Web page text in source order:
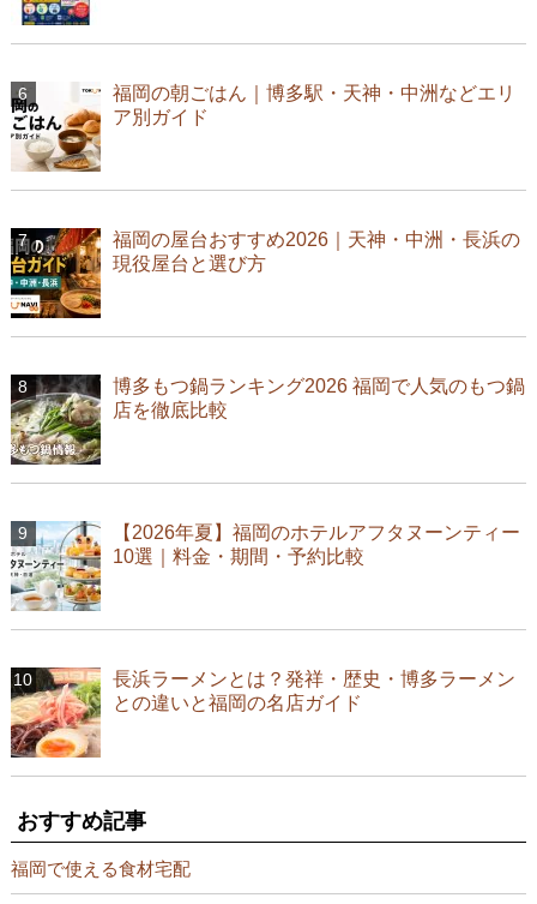
福岡の朝ごはん｜博多駅・天神・中洲などエリ
ア別ガイド
福岡の屋台おすすめ2026｜天神・中洲・長浜の
現役屋台と選び方
博多もつ鍋ランキング2026 福岡で人気のもつ鍋
店を徹底比較
【2026年夏】福岡のホテルアフタヌーンティー
10選｜料金・期間・予約比較
長浜ラーメンとは？発祥・歴史・博多ラーメン
との違いと福岡の名店ガイド
おすすめ記事
福岡で使える食材宅配